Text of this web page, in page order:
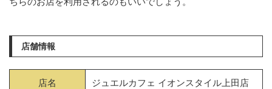
店舗情報
店名 ジュエルカフェ イオンスタイル上田店